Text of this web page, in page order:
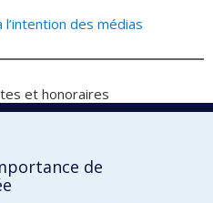
des médias
et honoraires
de